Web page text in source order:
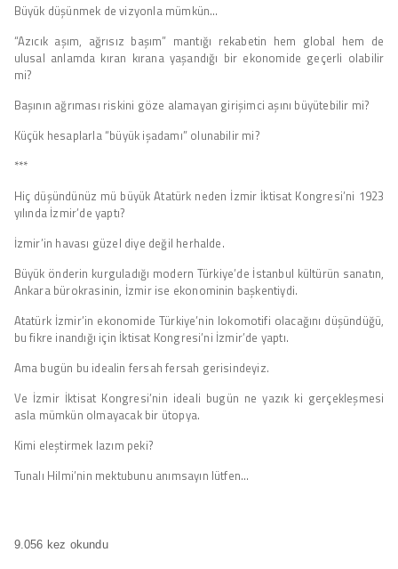
Büyük düşünmek de vizyonla mümkün…
“Azıcık aşım, ağrısız başım” mantığı rekabetin hem global hem de
ulusal anlamda kıran kırana yaşandığı bir ekonomide geçerli olabilir
mi?
Başının ağrıması riskini göze alamayan girişimci aşını büyütebilir mi?
Küçük hesaplarla “büyük işadamı” olunabilir mi?
***
Hiç düşündünüz mü büyük Atatürk neden İzmir İktisat Kongresi’ni 1923
yılında İzmir’de yaptı?
İzmir’in havası güzel diye değil herhalde.
Büyük önderin kurguladığı modern Türkiye’de İstanbul kültürün sanatın,
Ankara bürokrasinin, İzmir ise ekonominin başkentiydi.
Atatürk İzmir’in ekonomide Türkiye’nin lokomotifi olacağını düşündüğü,
bu fikre inandığı için İktisat Kongresi’ni İzmir’de yaptı.
Ama bugün bu idealin fersah fersah gerisindeyiz.
Ve İzmir İktisat Kongresi’nin ideali bugün ne yazık ki gerçekleşmesi
asla mümkün olmayacak bir ütopya.
Kimi eleştirmek lazım peki?
Tunalı Hilmi’nin mektubunu anımsayın lütfen…
9.056 kez okundu